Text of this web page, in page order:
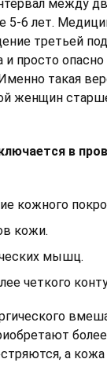
между
6 лет.
третьей
и просто
такая
женщин
в
кожного
кожи.
мышц.
четкого
а